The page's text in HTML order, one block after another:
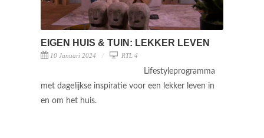
EIGEN HUIS & TUIN: LEKKER LEVEN
10 Januari 2024 RTL 4
Lifestyleprogramma
met dagelijkse inspiratie voor een lekker leven in
en om het huis.